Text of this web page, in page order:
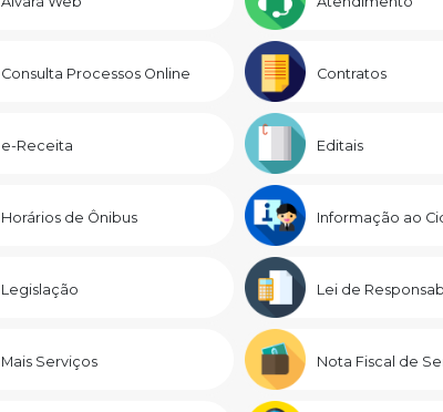
Consulta Processos Online Contratos
e-Receita Editais
Horários de Ônibus Informação ao
Legislação Lei de
Mais Serviços Nota Fiscal de